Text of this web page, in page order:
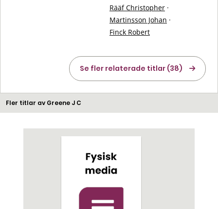
Rääf Christopher ·
Martinsson Johan ·
Finck Robert
Se fler relaterade titlar (38)
Fler titlar av Greene J C